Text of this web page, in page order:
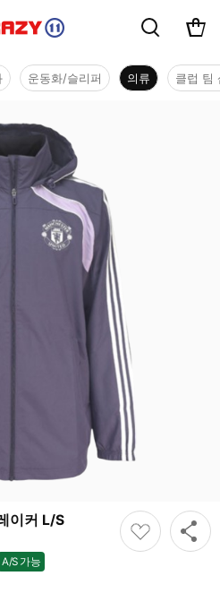
운동화/슬리퍼 의류 클럽 팀
이커 L/S
A/S 가능
가능